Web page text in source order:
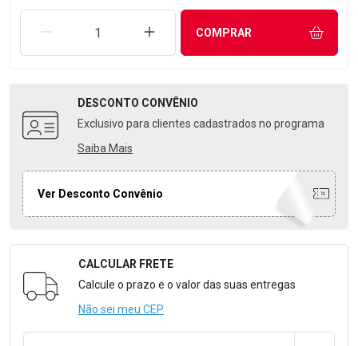
REMOVER UMA UNIDADEAUMENTAR UMA UNIDADE
COMPRAR
DESCONTO CONVÊNIO
Exclusivo para clientes cadastrados no programa
Saiba Mais
Ver Desconto Convênio
Formulário para Calcular o Frete
CALCULAR FRETE
Calcule o prazo e o valor das suas entregas
Não sei meu CEP